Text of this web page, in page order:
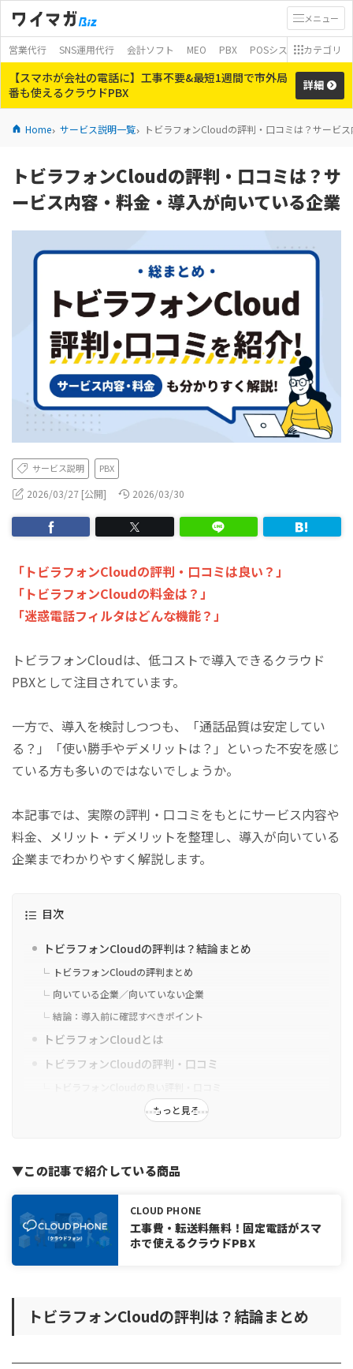
メニュー
営業代行 SNS運用代行 会計ソフト MEO PBX POSシステム モバイ
カテゴリ
【スマホが会社の電話に】工事不要&最短1週間で市外局
番も使えるクラウドPBX
詳細
Home サービス説明一覧 トビラフォンCloudの評判・口コミは？サービ
トビラフォンCloudの評判・口コミは？サ
ービス内容・料金・導入が向いている企業
サービス説明 PBX
2026/03/27 [公開] 2026/03/30
「トビラフォンCloudの評判・口コミは良い？」
「トビラフォンCloudの料金は？」
「迷惑電話フィルタはどんな機能？」
トビラフォンCloudは、低コストで導入できるクラウド
PBXとして注目されています。
一方で、導入を検討しつつも、「通話品質は安定してい
る？」「使い勝手やデメリットは？」といった不安を感じ
ている方も多いのではないでしょうか。
本記事では、実際の評判・口コミをもとにサービス内容や
料金、メリット・デメリットを整理し、導入が向いている
企業までわかりやすく解説します。
目次
もっと見る
トビラフォンCloudの評判は？結論まとめ
トビラフォンCloudの評判まとめ
向いている企業／向いていない企業
結論：導入前に確認すべきポイント
トビラフォンCloudとは
トビラフォンCloudの評判・口コミ
トビラフォンCloudの悪い評判・口コミ
無料トライアル
トビラフォンCloudのメリット・特徴
コスト削減につながる高コスパのクラウド電話
録音・文字起こし・AI要約で通話内容を可視化
▼この記事で紹介している商品
CLOUD PHONE
工事費・転送料無料！固定電話がスマ
ホで使えるクラウドPBX
トビラフォンCloudの評判は？結論まとめ